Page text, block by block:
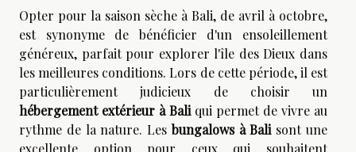
Opter pour la saison sèche à Bali, de avril à octobre,
est synonyme de bénéficier d'un ensoleillement
généreux, parfait pour explorer l'île des Dieux dans
les meilleures conditions. Lors de cette période, il est
particulièrement judicieux de choisir un
hébergement extérieur à Bali qui permet de vivre au
rythme de la nature. Lesbungalows à Bali sont une
excellente option pour ceux qui souhaitent